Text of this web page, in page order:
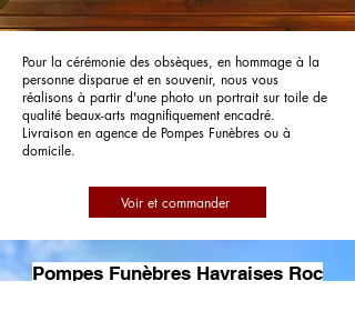
Pour la cérémonie des obsèques, en hommage à la
personne disparue et en souvenir, nous vous
réalisons à partir d'une photo un portrait sur toile de
qualité beaux-arts magnifiquement encadré.
Livraison en agence de Pompes Funèbres ou à
domicile.
Voir et commander
Pompes Funèbres Havraises Roc